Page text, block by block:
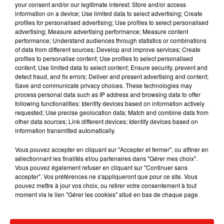
Publié : 7 mars 2019 à 7h25 par Diane Thibaudier
même essentielles pour réveiller tout votre corps.
Ni très économique, ni très écologique... mais il y
a quand même plus pénible qu'une bonne douche
pour se réveiller !
Mundo Latino
Guatemala : l'éruption du volcan
de Fuego est terminée
Le fourmilier géant fait son retour
en Argentine, et en pleine...
your consent and/or our legitimate interest: Store and/or access
information on a device; Use limited data to select advertising; Create
profiles for personalised advertising; Use profiles to select personalised
advertising; Measure advertising performance; Measure content
performance; Understand audiences through statistics or combinations
of data from different sources; Develop and improve services; Create
profiles to personalise content; Use profiles to select personalised
content; Use limited data to select content; Ensure security, prevent and
detect fraud, and fix errors; Deliver and present advertising and content;
Save and communicate privacy choices. These technologies may
process personal data such as IP address and browsing data to offer
following functionalities: Identify devices based on information actively
requested; Use precise geolocation data; Match and combine data from
other data sources; Link different devices; Identify devices based on
information transmitted automatically.
Vous pouvez accepter en cliquant sur "Accepter et fermer", ou affiner en
sélectionnant les finalités et/ou partenaires dans "Gérer mes choix".
Vous pouvez également refuser en cliquant sur "Continuer sans
accepter". Vos préférences ne s'appliqueront que pour ce site. Vous
pouvez mettre à jour vos choix, ou retirer votre consentement à tout
moment via le lien "Gérer les cookies" situé en bas de chaque page.